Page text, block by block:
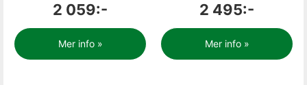
2 059:-
Mer info »
2 495:-
Mer info »